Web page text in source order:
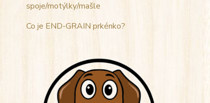
spoje/motýlky/mašle
Co je END-GRAIN prkénko?